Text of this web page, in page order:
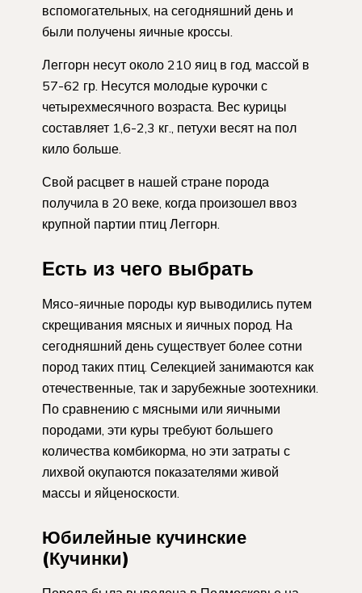
вспомогательных, на сегодняшний день и
были получены яичные кроссы.
Леггорн несут около 210 яиц в год, массой в
57-62 гр. Несутся молодые курочки с
четырехмесячного возраста. Вес курицы
составляет 1,6-2,3 кг., петухи весят на пол
кило больше.
Свой расцвет в нашей стране порода
получила в 20 веке, когда произошел ввоз
крупной партии птиц Леггорн.
Есть из чего выбрать
Мясо-яичные породы кур выводились путем
скрещивания мясных и яичных пород. На
сегодняшний день существует более сотни
пород таких птиц. Селекцией занимаются как
отечественные, так и зарубежные зоотехники.
По сравнению с мясными или яичными
породами, эти куры требуют большего
количества комбикорма, но эти затраты с
лихвой окупаются показателями живой
массы и яйценоскости.
Юбилейные кучинские
(Кучинки)